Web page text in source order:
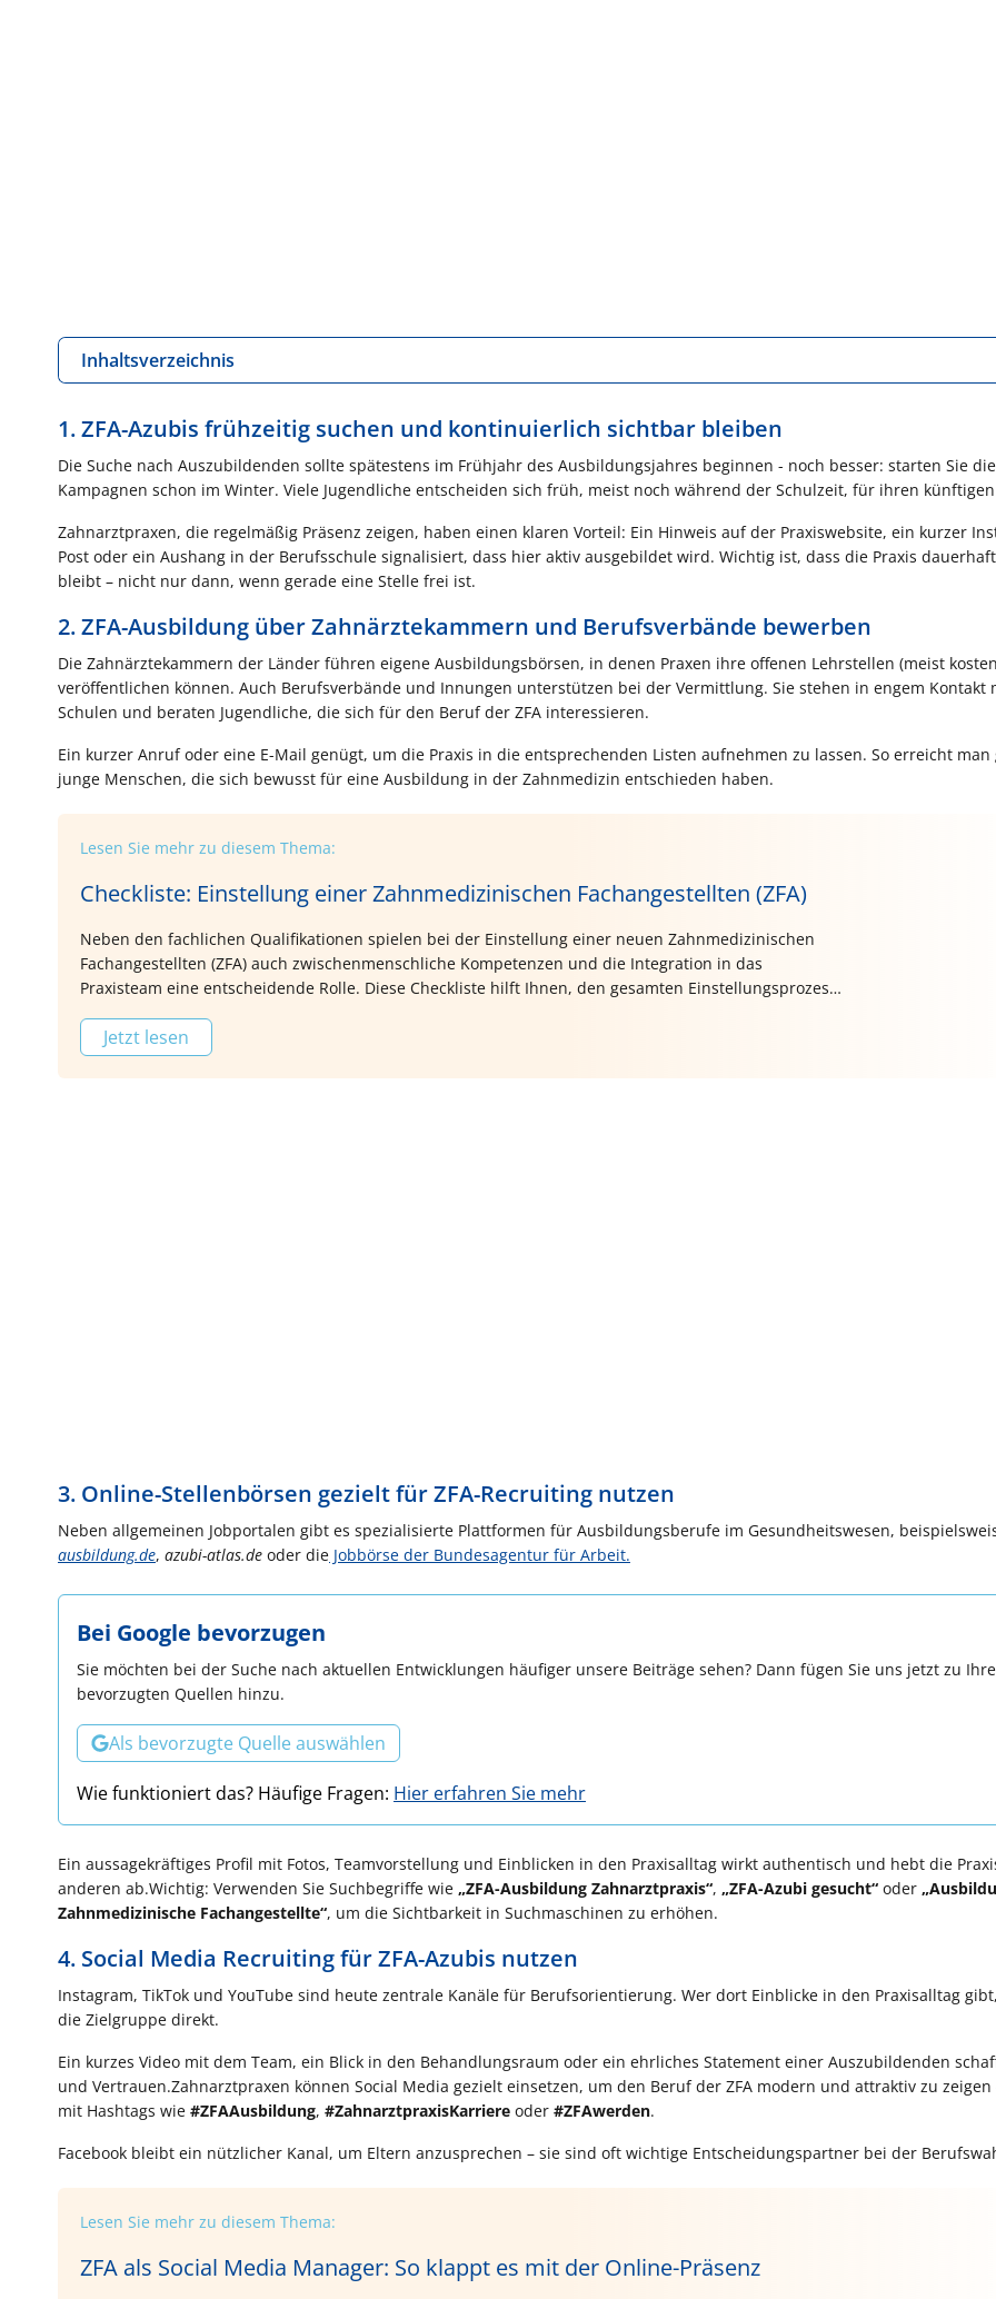
Inhaltsverzeichnis
1. ZFA-Azubis frühzeitig suchen und kontinuierlich sichtbar bleiben
Die Suche nach Auszubildenden sollte spätestens im Frühjahr des Ausbildungsjahres beginnen - noch besser: starten Sie
Kampagnen schon im Winter. Viele Jugendliche entscheiden sich früh, meist noch während der Schulzeit, für ihren
Zahnarztpraxen, die regelmäßig Präsenz zeigen, haben einen klaren Vorteil: Ein Hinweis auf der Praxiswebsite, ein kurzer
Post oder ein Aushang in der Berufsschule signalisiert, dass hier aktiv ausgebildet wird. Wichtig ist, dass die Praxis
bleibt – nicht nur dann, wenn gerade eine Stelle frei ist.
2. ZFA-Ausbildung über Zahnärztekammern und Berufsverbände bewerben
Die Zahnärztekammern der Länder führen eigene Ausbildungsbörsen, in denen Praxen ihre offenen Lehrstellen (meist
veröffentlichen können. Auch Berufsverbände und Innungen unterstützen bei der Vermittlung. Sie stehen in engem Kontakt
Schulen und beraten Jugendliche, die sich für den Beruf der ZFA interessieren.
Ein kurzer Anruf oder eine E-Mail genügt, um die Praxis in die entsprechenden Listen aufnehmen zu lassen. So erreicht man
junge Menschen, die sich bewusst für eine Ausbildung in der Zahnmedizin entschieden haben.
Lesen Sie mehr zu diesem Thema:
Checkliste: Einstellung einer Zahnmedizinischen Fachangestellten (ZFA)
Neben den fachlichen Qualifikationen spielen bei der Einstellung einer neuen Zahnmedizinischen
Fachangestellten (ZFA) auch zwischenmenschliche Kompetenzen und die Integration in das
Praxisteam eine entscheidende Rolle. Diese Checkliste hilft Ihnen, den gesamten Einstellungsprozess
Jetzt lesen
3. Online-Stellenbörsen gezielt für ZFA-Recruiting nutzen
Neben allgemeinen Jobportalen gibt es spezialisierte Plattformen für Ausbildungsberufe im Gesundheitswesen,
ausbildung.de, azubi-atlas.de oder die Jobbörse der Bundesagentur für Arbeit.
Bei Google bevorzugen
Sie möchten bei der Suche nach aktuellen Entwicklungen häufiger unsere Beiträge sehen? Dann fügen Sie uns jetzt zu
bevorzugten Quellen hinzu.
Als bevorzugte Quelle auswählen
Wie funktioniert das? Häufige Fragen: Hier erfahren Sie mehr
Ein aussagekräftiges Profil mit Fotos, Teamvorstellung und Einblicken in den Praxisalltag wirkt authentisch und hebt die
anderen ab.Wichtig: Verwenden Sie Suchbegriffe wie „ZFA-Ausbildung Zahnarztpraxis“, „ZFA-Azubi gesucht“ oder
Zahnmedizinische Fachangestellte“, um die Sichtbarkeit in Suchmaschinen zu erhöhen.
4. Social Media Recruiting für ZFA-Azubis nutzen
Instagram, TikTok und YouTube sind heute zentrale Kanäle für Berufsorientierung. Wer dort Einblicke in den Praxisalltag
die Zielgruppe direkt.
Ein kurzes Video mit dem Team, ein Blick in den Behandlungsraum oder ein ehrliches Statement einer Auszubildenden
und Vertrauen.Zahnarztpraxen können Social Media gezielt einsetzen, um den Beruf der ZFA modern und attraktiv zu zeigen
mit Hashtags wie #ZFAAusbildung, #ZahnarztpraxisKarriere oder #ZFAwerden.
Facebook bleibt ein nützlicher Kanal, um Eltern anzusprechen – sie sind oft wichtige Entscheidungspartner bei der
Lesen Sie mehr zu diesem Thema:
ZFA als Social Media Manager: So klappt es mit der Online-Präsenz